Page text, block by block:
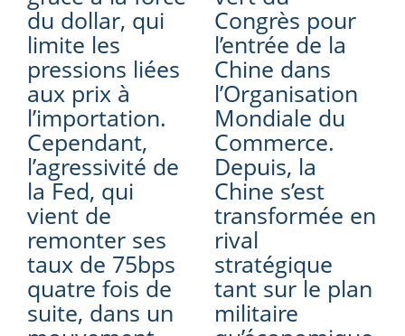
du dollar, qui
limite les
pressions liées
aux prix à
l’importation.
Cependant,
l’agressivité de
la Fed, qui
vient de
remonter ses
taux de 75bps
quatre fois de
suite, dans un
Congrès pour
l’entrée de la
Chine dans
l’Organisation
Mondiale du
Commerce.
Depuis, la
Chine s’est
transformée en
rival
stratégique
tant sur le plan
militaire